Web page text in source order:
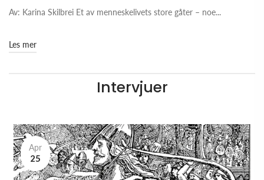
Av: Karina Skilbrei Et av menneskelivets store gåter – noe...
Les mer
Intervjuer
Apr
25